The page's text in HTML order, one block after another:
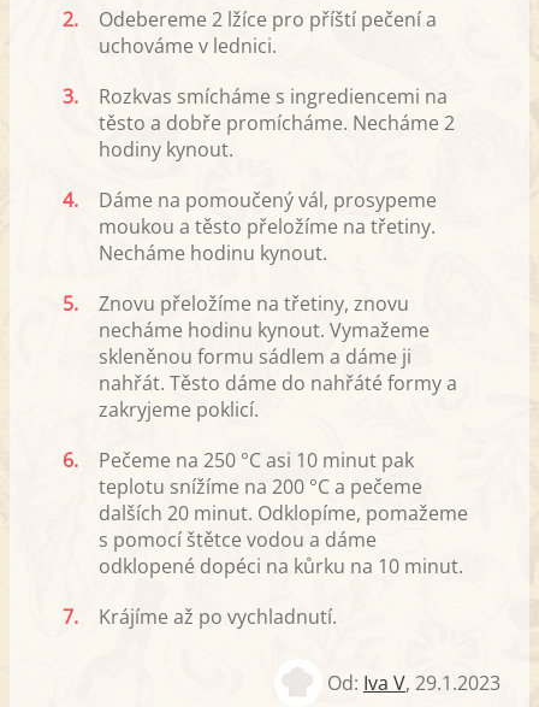
2.
Odebereme 2 lžíce pro příští pečení a
uchováme v lednici.
3.
Rozkvas smícháme s ingrediencemi na
těsto a dobře promícháme. Necháme 2
hodiny kynout.
4.
Dáme na pomoučený vál, prosypeme
moukou a těsto přeložíme na třetiny.
Necháme hodinu kynout.
5.
Znovu přeložíme na třetiny, znovu
necháme hodinu kynout. Vymažeme
skleněnou formu sádlem a dáme ji
nahřát. Těsto dáme do nahřáté formy a
zakryjeme poklicí.
6.
Pečeme na 250 °C asi 10 minut pak
teplotu snížíme na 200 °C a pečeme
dalších 20 minut. Odklopíme, pomažeme
s pomocí štětce vodou a dáme
odklopené dopéci na kůrku na 10 minut.
7.
Krájíme až po vychladnutí.
Od: Iva V, 29.1.2023